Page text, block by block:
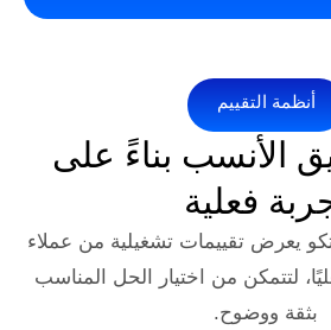
بناءً على
تشغيلية من عملاء
الحل المناسب